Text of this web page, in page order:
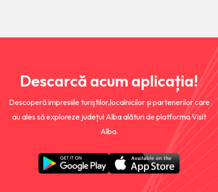
Descarcă acum aplicația!
Descoperă impresiile turiștilor,localnicilor și partenerilor care
au ales să exploreze județul Alba alături de platforma Visit
Alba.